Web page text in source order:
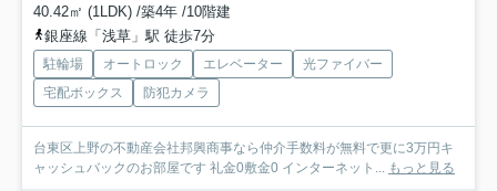
40.42㎡ (1LDK) /築4年 /10階建
銀座線「浅草」駅 徒歩7分
駐輪場 オートロック エレベーター
光ファイバー
宅配ボックス
防犯カメラ
台東区上野の不動産会社邦興商事なら仲介手数料が無料で更に3万円キ
ャッシュバックのお部屋です 礼金0敷金0 インターネット...
もっと見る